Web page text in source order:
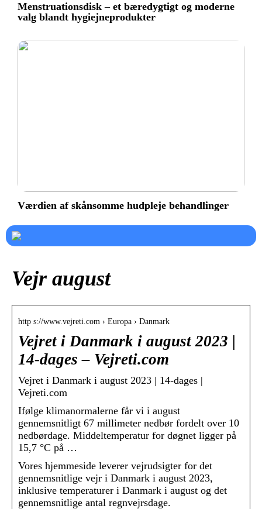
Menstruationsdisk – et bæredygtigt og moderne
valg blandt hygiejneprodukter
Værdien af skånsomme hudpleje behandlinger
Vejr august
http s://www.vejreti.com › Europa › Danmark
Vejret i Danmark i august 2023 |
14-dages – Vejreti.com
Vejret i Danmark i august 2023 | 14-dages |
Vejreti.com
Ifølge klimanormalerne får vi i august
gennemsnitligt 67 millimeter nedbør fordelt over 10
nedbørdage. Middeltemperatur for døgnet ligger på
15,7 °C på …
Vores hjemmeside leverer vejrudsigter for det
gennemsnitlige vejr i Danmark i august 2023,
inklusive temperaturer i Danmark i august og det
gennemsnitlige antal regnvejrsdage.